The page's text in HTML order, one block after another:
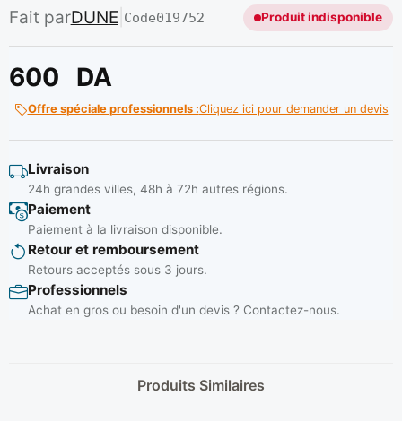
Fait parDUNE| Code019752 Produit indisponible
600 DA
Offre spéciale professionnels :Cliquez ici pour demander un devis
Livraison
24h grandes villes, 48h à 72h autres régions.
Paiement
Paiement à la livraison disponible.
Retour et remboursement
Retours acceptés sous 3 jours.
Professionnels
Achat en gros ou besoin d'un devis ? Contactez-nous.
Produits Similaires